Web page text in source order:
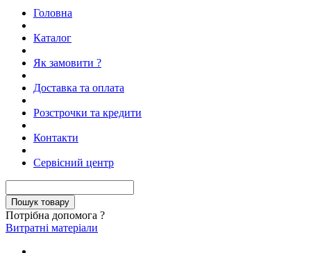
Головна
Каталог
Як замовити ?
Доставка та оплата
Розстрочки та кредити
Контакти
Сервісний центр
Потрібна допомога ?
Витратні матеріали